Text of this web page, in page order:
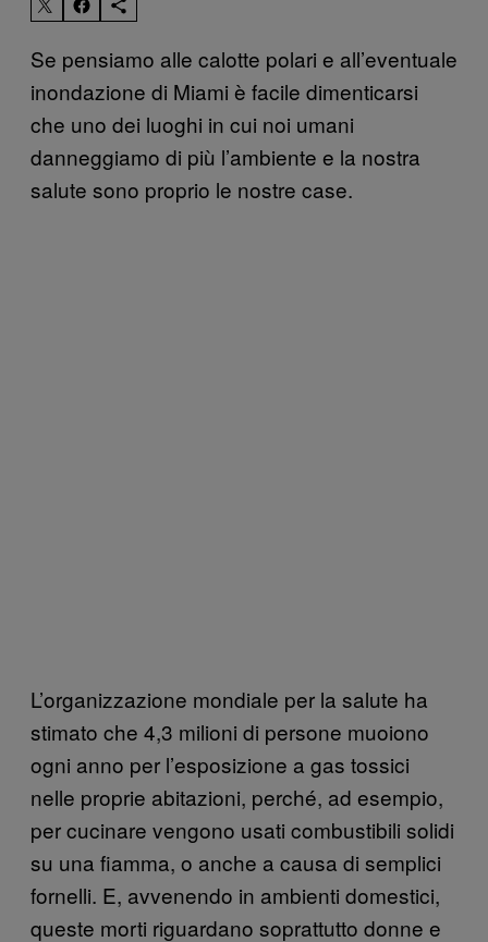
Se pensiamo alle calotte polari e all’eventuale
inondazione di Miami è facile dimenticarsi
che uno dei luoghi in cui noi umani
danneggiamo di più l’ambiente e la nostra
salute sono proprio le nostre case.
L’organizzazione mondiale per la salute ha
stimato che 4,3 milioni di persone muoiono
ogni anno per l’esposizione a gas tossici
nelle proprie abitazioni, perché, ad esempio,
per cucinare vengono usati combustibili solidi
su una fiamma, o anche a causa di semplici
fornelli. E, avvenendo in ambienti domestici,
queste morti riguardano soprattutto donne e